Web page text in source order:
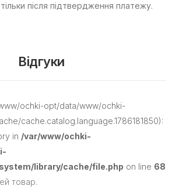
після підтвердження платежу.
Відгуки
ochki-opt/data/www/ochki-
cache.catalog.language.1786181850):
in /var/www/ochki-
library/cache/file.php on line 68
товар.